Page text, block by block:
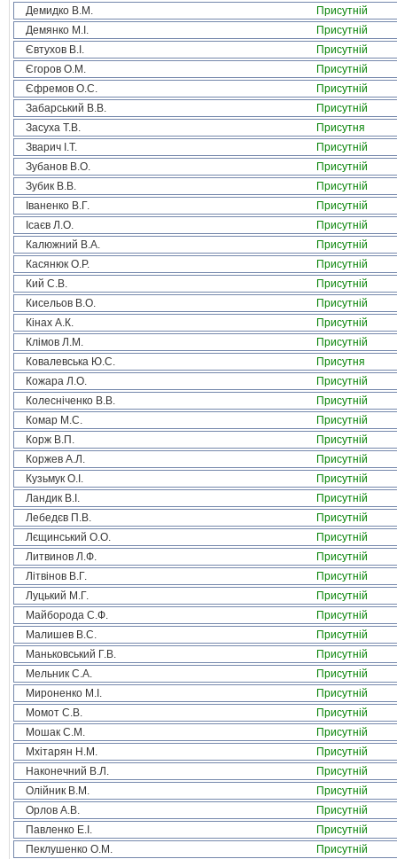
Демидко В.М.
Присутній
Демянко М.І.
Присутній
Євтухов В.І.
Присутній
Єгоров О.М.
Присутній
Єфремов О.С.
Присутній
Забарський В.В.
Присутній
Засуха Т.В.
Присутня
Зварич І.Т.
Присутній
Зубанов В.О.
Присутній
Зубик В.В.
Присутній
Іваненко В.Г.
Присутній
Ісаєв Л.О.
Присутній
Калюжний В.А.
Присутній
Касянюк О.Р.
Присутній
Кий С.В.
Присутній
Кисельов В.О.
Присутній
Кінах А.К.
Присутній
Клімов Л.М.
Присутній
Ковалевська Ю.С.
Присутня
Кожара Л.О.
Присутній
Колесніченко В.В.
Присутній
Комар М.С.
Присутній
Корж В.П.
Присутній
Коржев А.Л.
Присутній
Кузьмук О.І.
Присутній
Ландик В.І.
Присутній
Лебедєв П.В.
Присутній
Лєщинський О.О.
Присутній
Литвинов Л.Ф.
Присутній
Літвінов В.Г.
Присутній
Луцький М.Г.
Присутній
Майборода С.Ф.
Присутній
Малишев В.С.
Присутній
Маньковський Г.В.
Присутній
Мельник С.А.
Присутній
Мироненко М.І.
Присутній
Момот С.В.
Присутній
Мошак С.М.
Присутній
Мхітарян Н.М.
Присутній
Наконечний В.Л.
Присутній
Олійник В.М.
Присутній
Орлов А.В.
Присутній
Павленко Е.І.
Присутній
Пеклушенко О.М.
Присутній